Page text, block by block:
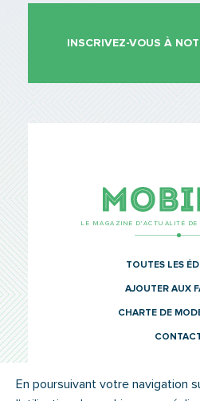
INSCRIVEZ-VOUS À
LE MAGAZINE D’ACTUALITÉ
TOUTES LES
AJOUTER AUX
CHARTE DE
En poursuivant votre navigation